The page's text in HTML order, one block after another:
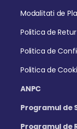
Modalitati de
Politica de Retur
Politica de
Politica de
ANPC
Programul de
Programul de